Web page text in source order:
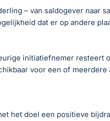
– van saldogever naar
dat er op andere
initiatiefnemer resteert
voor een of
het doel een positieve